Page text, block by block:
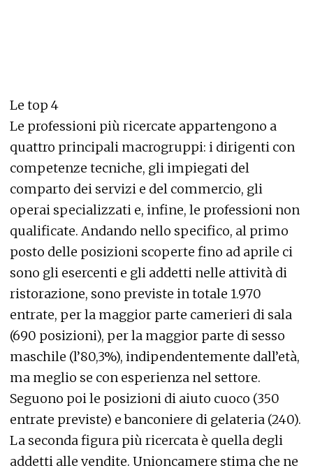
Le top 4
Le professioni più ricercate appartengono a
quattro principali macrogruppi: i dirigenti con
competenze tecniche, gli impiegati del
comparto dei servizi e del commercio, gli
operai specializzati e, infine, le professioni non
qualificate. Andando nello specifico, al primo
posto delle posizioni scoperte fino ad aprile ci
sono gli esercenti e gli addetti nelle attività di
ristorazione, sono previste in totale 1.970
entrate, per la maggior parte camerieri di sala
(690 posizioni), per la maggior parte di sesso
maschile (l’80,3%), indipendentemente dall’età,
ma meglio se con esperienza nel settore.
Seguono poi le posizioni di aiuto cuoco (350
entrate previste) e banconiere di gelateria (240).
La seconda figura più ricercata è quella degli
addetti alle vendite. Unioncamere stima che ne